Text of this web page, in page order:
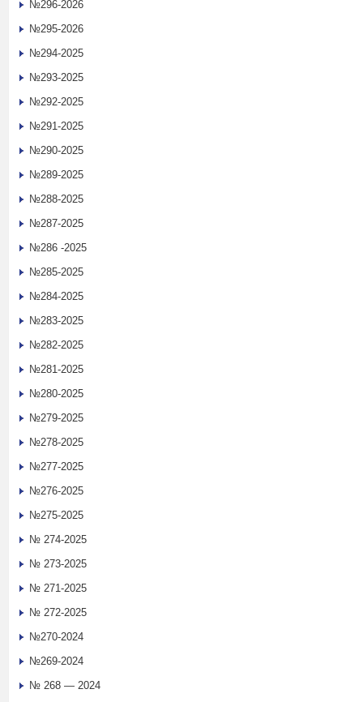
№296-2026
№295-2026
№294-2025
№293-2025
№292-2025
№291-2025
№290-2025
№289-2025
№288-2025
№287-2025
№286 -2025
№285-2025
№284-2025
№283-2025
№282-2025
№281-2025
№280-2025
№279-2025
№278-2025
№277-2025
№276-2025
№275-2025
№ 274-2025
№ 273-2025
№ 271-2025
№ 272-2025
№270-2024
№269-2024
№ 268 — 2024